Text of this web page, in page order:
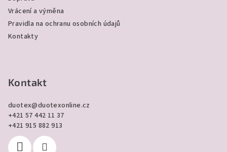
Vrácení a výměna
Pravidla na ochranu osobních údajů
Kontakty
Kontakt
duotex@duotexonline.cz
+421 57 442 11 37
+421 915 882 913